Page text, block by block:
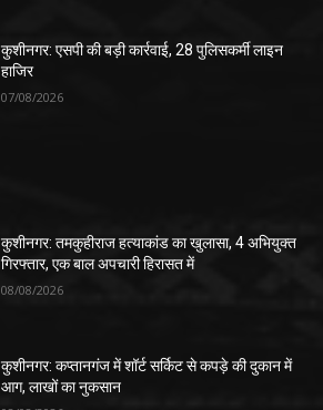
कुशीनगर: एसपी की बड़ी कार्रवाई, 28 पुलिसकर्मी लाइन
हाजिर
07/08/2026
कुशीनगर: तमकुहीराज हत्याकांड का खुलासा, 4 अभियुक्त
गिरफ्तार, एक बाल अपचारी हिरासत में
08/08/2026
कुशीनगर: कप्तानगंज में शॉर्ट सर्किट से कपड़े की दुकान में
आग, लाखों का नुकसान